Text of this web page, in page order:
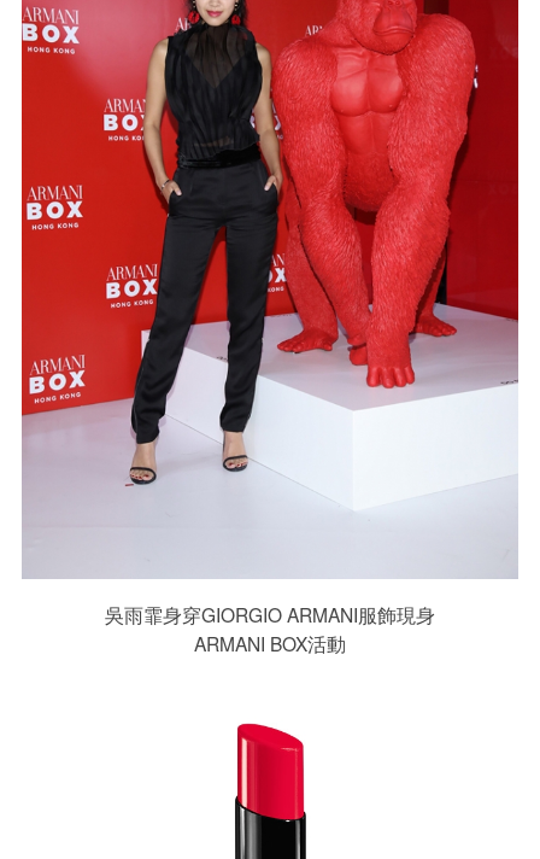
吳雨霏身穿GIORGIO ARMANI服飾現身
ARMANI BOX活動